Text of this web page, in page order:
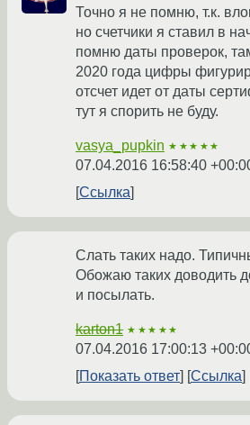
Точно я не помню, т.к.
но счетчики я ставил в
помню даты проверок,
2020 года цифры
отсчет идет от даты
тут я спорить не буду.
vasya_pupkin ★★★★★
07.04.2016 16:58:40
Ссылка
Слать таких надо.
Обожаю таких доводить
и посылать.
karton1 ★★★★★
07.04.2016 17:00:13
Показать ответ
Ссылка